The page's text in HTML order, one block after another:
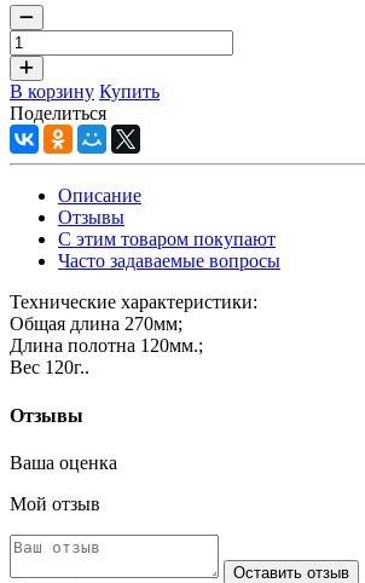
В корзину Купить
Поделиться
Описание
Отзывы
С этим товаром покупают
Часто задаваемые вопросы
Технические характеристики:
Общая длина 270мм;
Длина полотна 120мм.;
Вес 120г..
Отзывы
Ваша оценка
Мой отзыв
Оставить отзыв